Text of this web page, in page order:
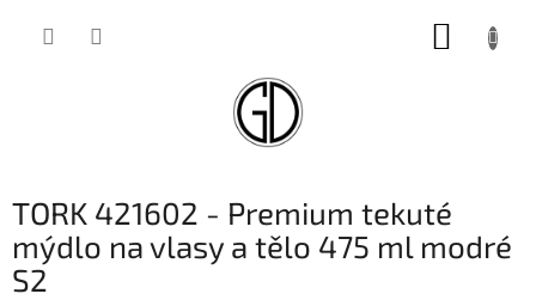
TORK 421602 - Premium tekuté
mýdlo na vlasy a tělo 475 ml modré
S2